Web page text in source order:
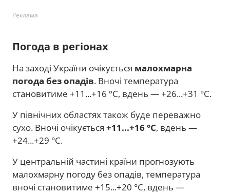
Реклама
Погода в регіонах
На заході України очікується малохмарна
погода без опадів. Вночі температура
становитиме +11...+16 °C, вдень — +26...+31 °C.
У північних областях також буде переважно
сухо. Вночі очікується +11...+16 °C, вдень —
+24...+29 °C.
У центральній частині країни прогнозують
малохмарну погоду без опадів, температура
вночі становитиме +15...+20 °C, вдень —